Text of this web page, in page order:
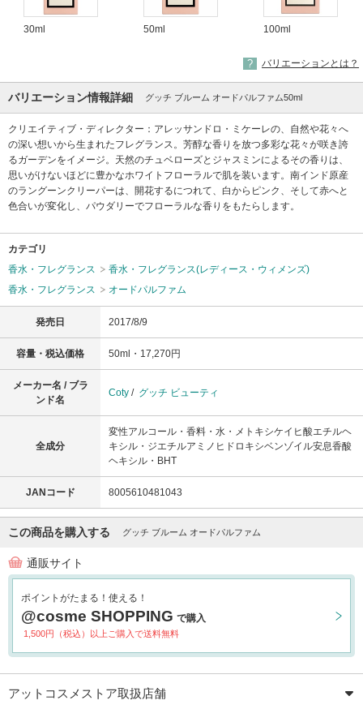
30ml 50ml 100ml
バリエーションとは？
バリエーション情報詳細 グッチ ブルーム オードパルファム50ml
クリエイティブ・ディレクター：アレッサンドロ・ミケーレの、自然や花々へ
の深い想いから生まれたフレグランス。芳醇な香りを放つ多彩な花々が咲き誇
るガーデンをイメージ。天然のチュベローズとジャスミンによるその香りは、
思いがけないほどに豊かなホワイトフローラルで肌を装います。南インド原産
のラングーンクリーパーは、開花するにつれて、白からピンク、そして赤へと
色合いが変化し、パウダリーでフローラルな香りをもたらします。
カテゴリ
香水・フレグランス
香水・フレグランス(レディース・ウィメンズ)
香水・フレグランス
オードパルファム
発売日 2017/8/9
容量・税込価格 50ml・17,270円
メーカー名 / ブラ
ンド名
Coty / グッチ ビューティ
全成分
変性アルコール・香料・水・メトキシケイヒ酸エチルヘ
キシル・ジエチルアミノヒドロキシベンゾイル安息香酸
ヘキシル・BHT
JANコード 8005610481043
この商品を購入する グッチ ブルーム オードパルファム
通販サイト
ポイントがたまる！使える！
@cosme SHOPPING で購入
1,500円（税込）以上ご購入で送料無料
アットコスメストア取扱店舗